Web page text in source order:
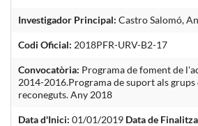
Investigador Principal: Castro Salomó,
Codi Oficial: 2018PFR-URV-B2-17
Convocatòria: Programa de foment de
2014-2016.Programa de suport als grups
reconeguts. Any 2018
Data d'Inici: 01/01/2019 Data de